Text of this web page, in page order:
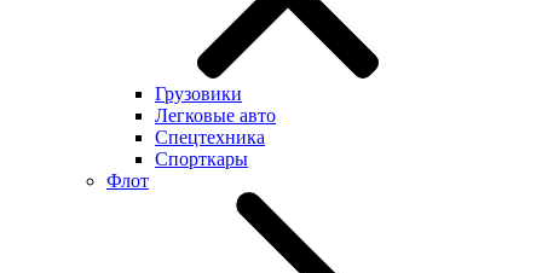
Грузовики
Легковые авто
Спецтехника
Спорткары
Флот